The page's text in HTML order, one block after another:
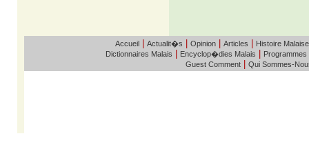
Accueil| Actualit�s Opinion| Articles Histoire Malaise
Dictionnaires Malais Encyclop�dies Malais Programmes
Guest Comment Qui Sommes-